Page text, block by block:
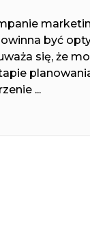
być
się, że
...